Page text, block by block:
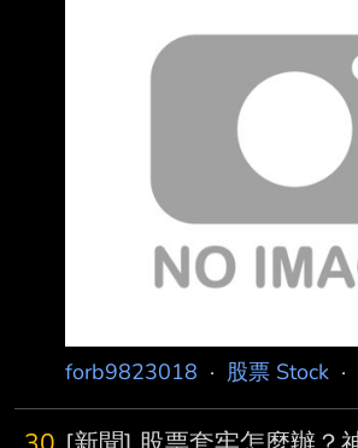
用 原文連結： 網址超過一行
結不能點擊者板規 1-2-2 處
https://www.nownews.com/
3 發布時間： 請勿張貼超過3
10 16:21:21 記者署名：
得智／綜合報導 原文內容：
forb9823018 · 股票 Stock ·